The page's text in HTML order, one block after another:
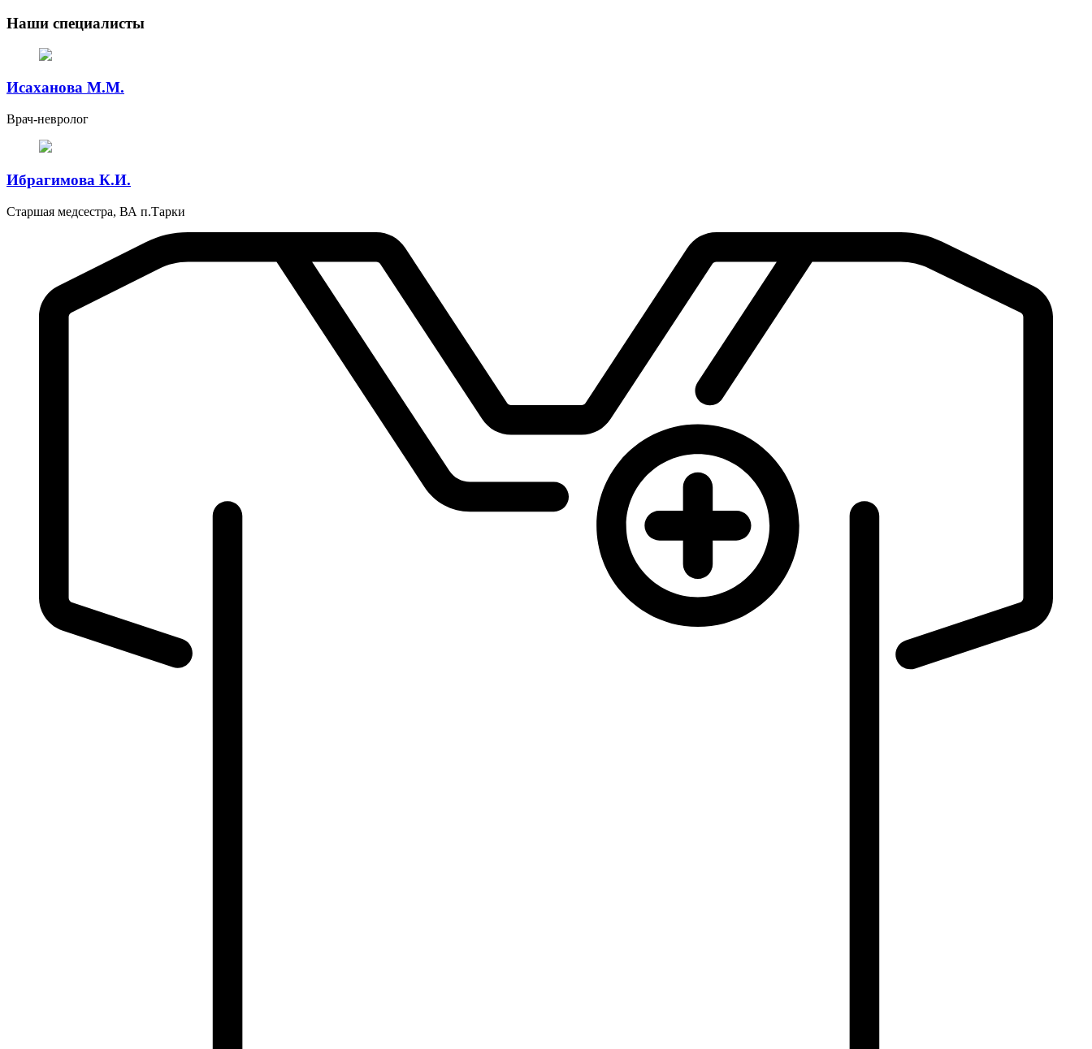
Наши специалисты
Исаханова М.М.
Врач-невролог
Ибрагимова К.И.
Старшая медсестра, ВА п.Тарки